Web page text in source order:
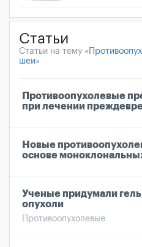
Статьи
Статьи на тему «
шеи»
Противоопухолевые
при лечении
Новые
основе
Ученые придумали
опухоли
Противоопухолевые